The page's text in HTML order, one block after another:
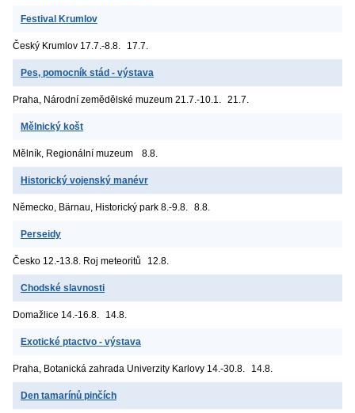
Festival Krumlov
Český Krumlov 17.7.-8.8. 17.7.
Pes, pomocník stád - výstava
Praha, Národní zemědělské muzeum 21.7.-10.1. 21.7.
Mělnický košt
Mělník, Regionální muzeum 8.8.
Historický vojenský manévr
Německo, Bärnau, Historický park 8.-9.8. 8.8.
Perseidy
Česko 12.-13.8. Roj meteoritů 12.8.
Chodské slavnosti
Domažlice 14.-16.8. 14.8.
Exotické ptactvo - výstava
Praha, Botanická zahrada Univerzity Karlovy 14.-30.8. 14.8.
Den tamarínů pinčích